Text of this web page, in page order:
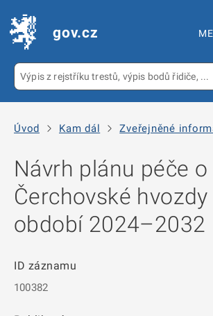
gov.cz
Úvod Kam dál Zveřejněné
Návrh plánu péče o
Čerchovské hvozdy
období 2024–2032
ID záznamu
100382